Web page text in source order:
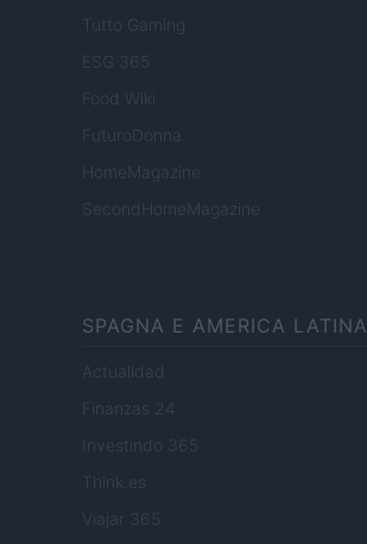
Tutto Gaming
ESG 365
Food Wiki
FuturoDonna
HomeMagazine
SecondHomeMagazine
SPAGNA E AMERICA LATINA
Actualidad
Finanzas 24
Investindo 365
Viajar 365